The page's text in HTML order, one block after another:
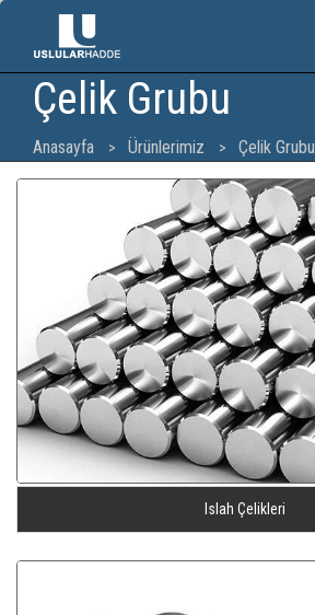
Çelik Grubu
Anasayfa Ürünlerimiz Çelik Grubu
Islah Çelikleri